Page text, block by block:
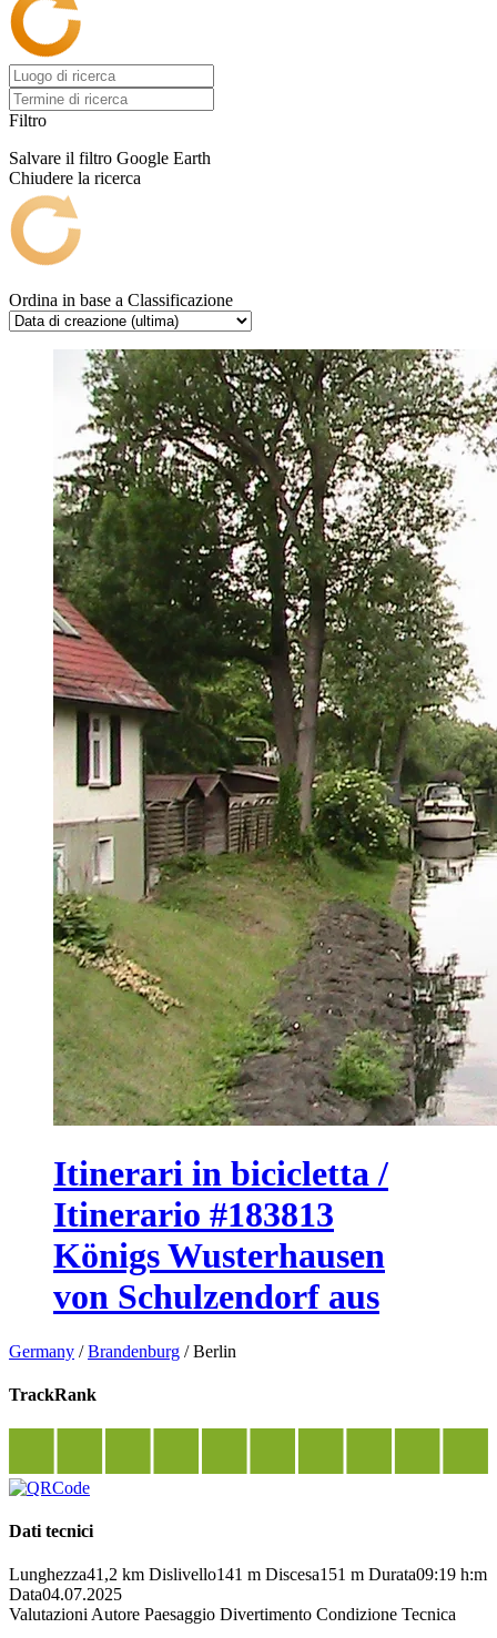
Filtro
Salvare il filtro Google Earth
Chiudere la ricerca
Ordina in base a Classificazione
Itinerari in bicicletta /
Itinerario #183813
Königs Wusterhausen
von Schulzendorf aus
Germany /Brandenburg /Berlin
TrackRank
Dati tecnici
Lunghezza41,2 km Dislivello141 m Discesa151 m Durata09:19 h:m
Data04.07.2025
Valutazioni Autore Paesaggio Divertimento Condizione Tecnica